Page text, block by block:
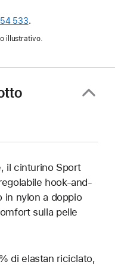
533.
illustrativo.
il cinturino Sport
hook-and-
in nylon a doppio
sulla pelle
di elastan riciclato,